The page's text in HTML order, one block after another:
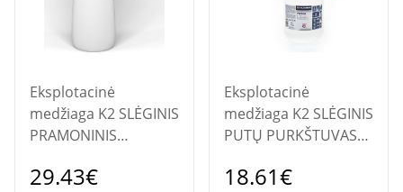
Eksplotacinė
medžiaga K2 SLĖGINIS
PRAMONINIS
29.43€
Eksplotacinė
medžiaga K2 SLĖGINIS
PUTŲ PURKŠTUVAS
18.61€